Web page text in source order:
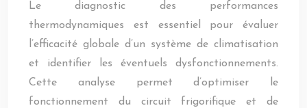
Le diagnostic des performances
thermodynamiques est essentiel pour évaluer
l’efficacité globale d’un système de climatisation
et identifier les éventuels dysfonctionnements.
Cette analyse permet d’optimiser le
fonctionnement du circuit frigorifique et de